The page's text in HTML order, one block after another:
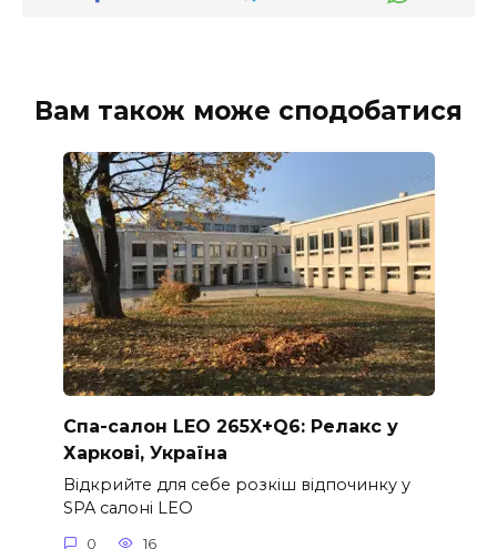
Вам також може сподобатися
Спа-салон LEO 265X+Q6: Релакс у
Харкові, Україна
Відкрийте для себе розкіш відпочинку у
SPA салоні LEO
0 16